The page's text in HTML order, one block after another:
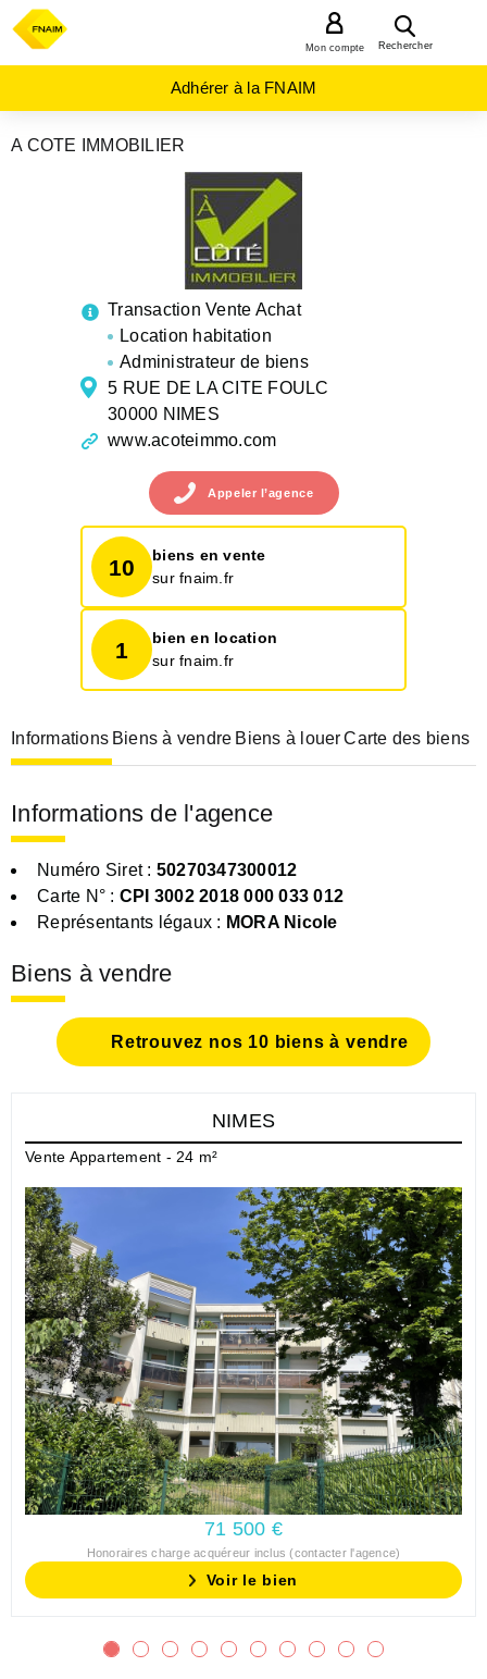
Rechercher
Mon compte
Adhérer à la FNAIM
A COTE IMMOBILIER
Transaction Vente Achat
Location habitation
Administrateur de biens
5 RUE DE LA CITE FOULC
30000 NIMES
www.acoteimmo.com
Appeler l’agence
10
biens en vente
sur fnaim.fr
1
bien en location
sur fnaim.fr
Informations Biens à vendre Biens à louer Carte des biens
Informations de l'agence
Numéro Siret : 50270347300012
Carte N° : CPI 3002 2018 000 033 012
Représentants légaux : MORA Nicole
Biens à vendre
Retrouvez nos 10 biens à vendre
NIMES
Vente Appartement - 24 m²
71 500 €
Honoraires charge acquéreur inclus (contacter l'agence)
Voir le bien